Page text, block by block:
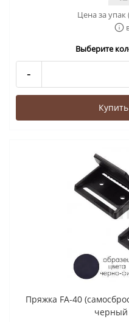
Цена за упак
Выберите
-
Пряжка FA-40
черный